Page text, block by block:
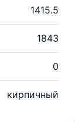
1415.5
1843
0
кирпичный